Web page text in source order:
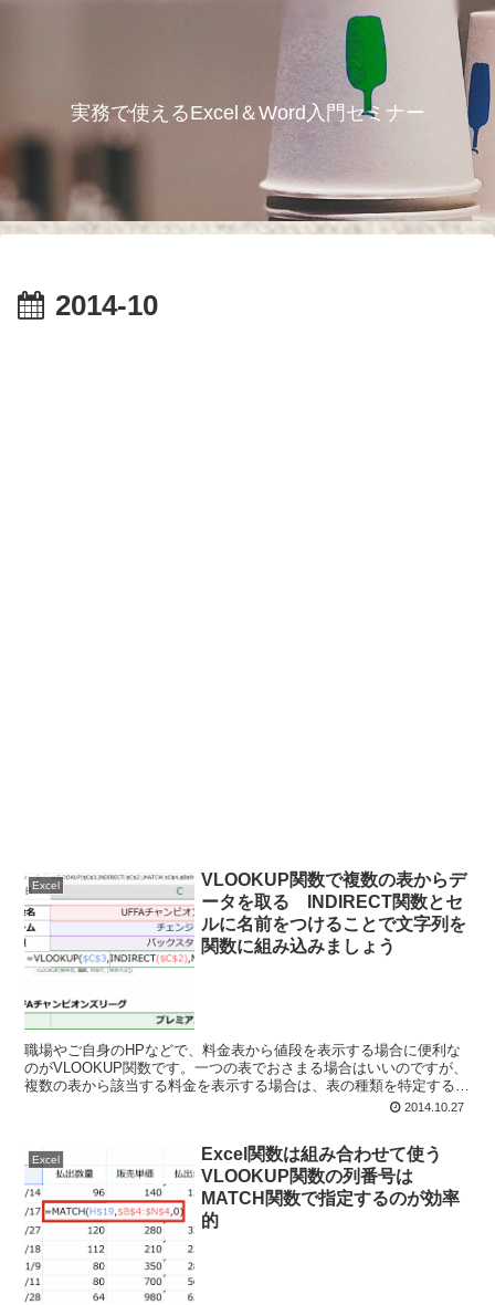
実務で使えるExcel＆Word入門セミナー
2014-10
Excel
VLOOKUP関数で複数の表からデ
ータを取る INDIRECT関数とセ
ルに名前をつけることで文字列を
関数に組み込みましょう
職場やご自身のHPなどで、料金表から値段を表示する場合に便利な
のがVLOOKUP関数です。一つの表でおさまる場合はいいのですが、
複数の表から該当する料金を表示する場合は、表の種類を特定する作
2014.10.27
Excel
Excel関数は組み合わせて使う
VLOOKUP関数の列番号は
MATCH関数で指定するのが効率
的